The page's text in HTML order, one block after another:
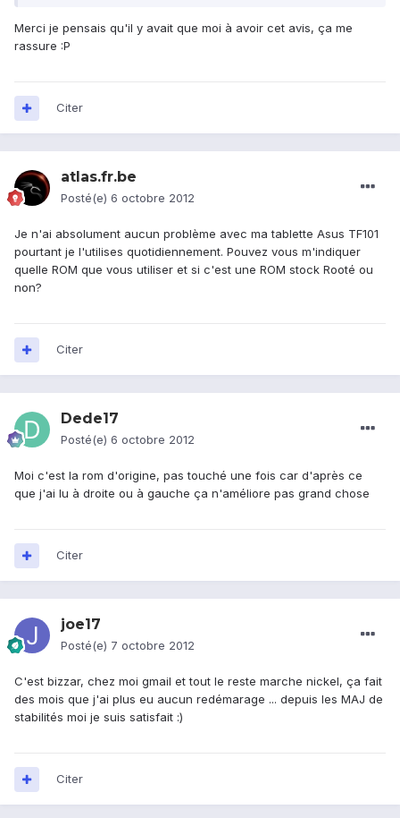
Merci je pensais qu'il y avait que moi à avoir cet avis, ça me
rassure :P
Citer
atlas.fr.be
Posté(e) 6 octobre 2012
Je n'ai absolument aucun problème avec ma tablette Asus TF101
pourtant je l'utilises quotidiennement. Pouvez vous m'indiquer
quelle ROM que vous utiliser et si c'est une ROM stock Rooté ou
non?
Citer
Dede17
Posté(e) 6 octobre 2012
Moi c'est la rom d'origine, pas touché une fois car d'après ce
que j'ai lu à droite ou à gauche ça n'améliore pas grand chose
Citer
joe17
Posté(e) 7 octobre 2012
C'est bizzar, chez moi gmail et tout le reste marche nickel, ça fait
des mois que j'ai plus eu aucun redémarage ... depuis les MAJ de
stabilités moi je suis satisfait :)
Citer